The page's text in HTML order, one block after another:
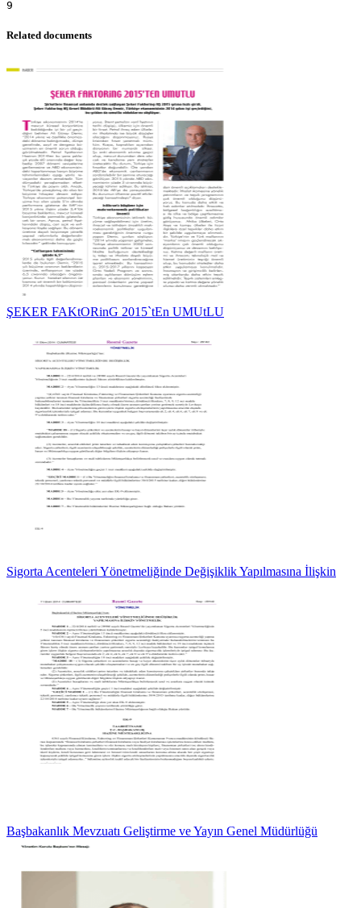
Related documents
ŞEKER FAKtORinG 2015`tEn UMUtLU
Sigorta Acenteleri Yönetmeliğinde Değişiklik Yapılmasına İlişkin
Başbakanlık Mevzuatı Geliştirme ve Yayın Genel Müdürlüğü